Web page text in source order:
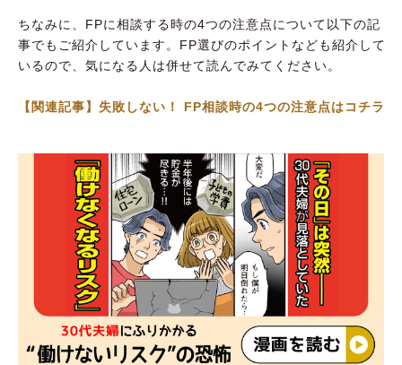
ちなみに、FPに相談する時の4つの注意点について以下の記
事でもご紹介しています。FP選びのポイントなども紹介して
いるので、気になる人は併せて読んでみてください。
【関連記事】失敗しない！ FP相談時の4つの注意点はコチラ